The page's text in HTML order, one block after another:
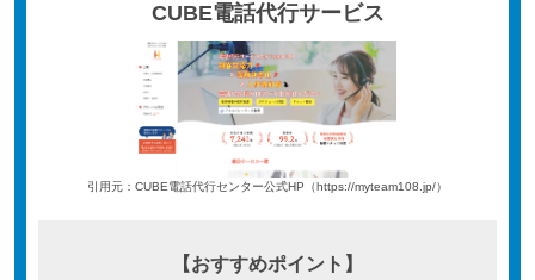
CUBE電話代行サービス
引用元：CUBE電話代行センター公式HP（https://myteam108.jp/）
【おすすめポイント】